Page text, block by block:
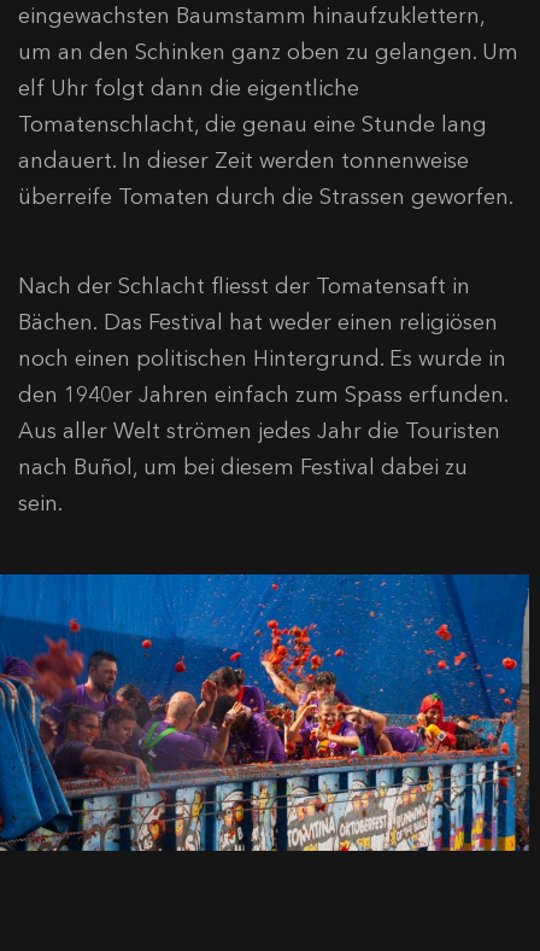
eingewachsten Baumstamm hinaufzuklettern,
um an den Schinken ganz oben zu gelangen. Um
elf Uhr folgt dann die eigentliche
Tomatenschlacht, die genau eine Stunde lang
andauert. In dieser Zeit werden tonnenweise
überreife Tomaten durch die Strassen geworfen.
Nach der Schlacht fliesst der Tomatensaft in
Bächen. Das Festival hat weder einen religiösen
noch einen politischen Hintergrund. Es wurde in
den 1940er Jahren einfach zum Spass erfunden.
Aus aller Welt strömen jedes Jahr die Touristen
nach Buñol, um bei diesem Festival dabei zu
sein.